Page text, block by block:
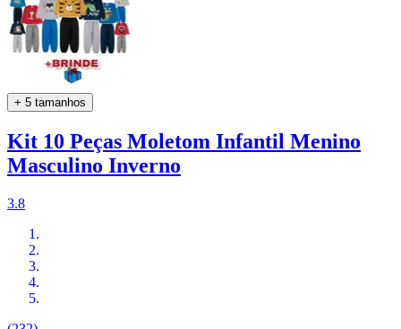
+ 5 tamanhos
Kit 10 Peças Moletom Infantil Menino
Masculino Inverno
3.8